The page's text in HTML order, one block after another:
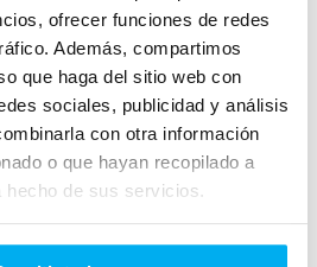
ofrecer funciones de redes
Además, compartimos
que haga del sitio web con
sociales, publicidad y análisis
con otra información
o que hayan recopilado a
hecho de sus servicios.
permiten que
el interior a sus
creando un ambiente
y Eficiencia